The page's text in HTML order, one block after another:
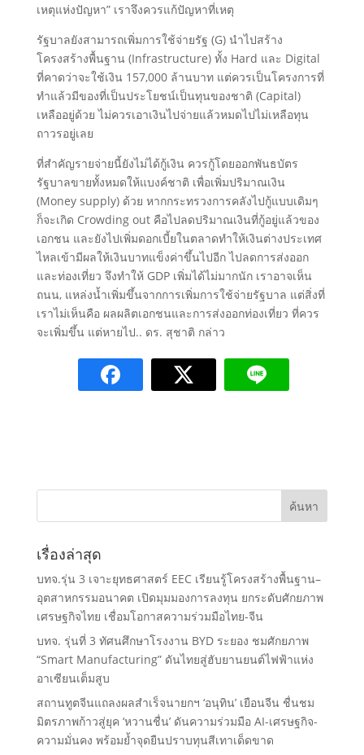
เหตุแห่งปัญหา” เราจึงควรแก้ปัญหา​ที่เหตุ​
รัฐบาลยังสามารถเพิ่ม​การใช้จ่ายรัฐ (G)​ นำไปสร้าง​
โครงสร้างพื้นฐาน​ (Infrastructure) ทั้ง​ Hard และ​ Digital​
ที่คาดว่าจะใช้เงิน​ 157,000 ล้านบาท แต่ควรเป็นโครงการที่
ทำแล้ว​มี​ของที่เป็นประ​โยชน์​เป็นทุนของชาติ (Capital)​
เหลืออยู่​ด้วย ไม่ควรเอาเงินไปจ่ายแล้วหมดไปไม่เหลือทุน
ถาวรอยู่เลย
ที่สำคัญรายจ่ายนี้​ยังไม่ได้กู้เงิน ควรกู้โดยออกพันธบัตร​
รัฐบาล​ขายทั้งหมดให้แบงค์​ชาติ​ เพื่อเพิ่ม​ปริมาณเงิน
(Money​ supply) ด้วย​ หากกระทรวงการคลังไปกู้แบบเดิมๆ
ก็จะเกิด​ Crowding​ out คือไปลดปริมาณ​เงินที่กู้อยู่แล้ว​ของ
เอกชน​ และยังไปเพิ่มดอกเบี้ยในตลาด​ทำให้​เงินต่างประเทศ
ไหลเข้า​มีผลให้เงินบาทแข็ง​ค่าขึ้นไปอีก​ ไปลดการส่งออก
และท่องเที่ยว​ จึงทำให้​ GDP​ เพิ่มได้ไม่มากนัก​ เราอาจเห็น
ถนน, แหล่งน้ำเพิ่มขึ้น​จากการเพิ่มการใช้จ่ายรัฐบาล แต่สิ่งที่
เราไม่เห็นคือ​ ผลผลิตเอกชนและการส่งออกท่องเที่ยว​ ที่ควร
จะเพิ่มขึ้น แต่หายไป.. ดร. สุชาติ​ กล่าว
เรื่องล่าสุด
บทจ.รุ่น 3 เจาะยุทธศาสตร์ EEC เรียนรู้โครงสร้างพื้นฐาน–
อุตสาหกรรมอนาคต เปิดมุมมองการลงทุน ยกระดับศักยภาพ
เศรษฐกิจไทย เชื่อมโอกาสความร่วมมือไทย-จีน
บทจ. รุ่นที่ 3 ทัศนศึกษาโรงงาน BYD ระยอง ชมศักยภาพ
“Smart Manufacturing” ดันไทยสู่ฮับยานยนต์ไฟฟ้าแห่ง
อาเซียนเต็มสูบ
สถานทูตจีนแถลงผลสำเร็จนายกฯ ‘อนุทิน’ เยือนจีน ชื่นชม
มิตรภาพก้าวสู่ยุค ‘หวานชื่น’ ดันความร่วมมือ AI-เศรษฐกิจ-
ความมั่นคง พร้อมย้ำจุดยืนปราบทุนสีเทาเด็ดขาด